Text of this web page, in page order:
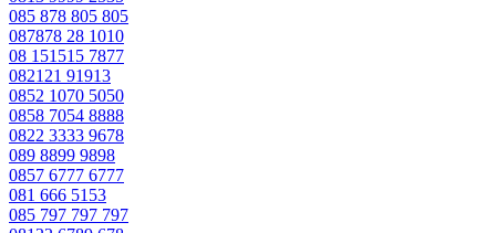
085 878 805 805
087878 28 1010
08 151515 7877
082121 91913
0852 1070 5050
0858 7054 8888
0822 3333 9678
089 8899 9898
0857 6777 6777
081 666 5153
085 797 797 797